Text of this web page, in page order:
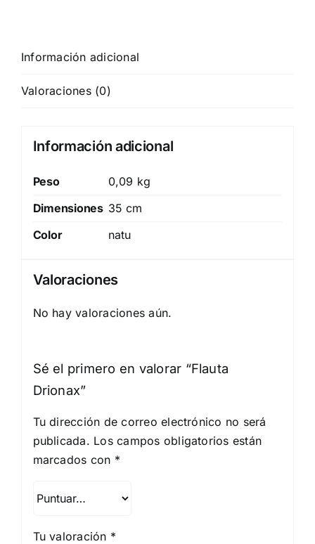
Información adicional
Valoraciones (0)
Información adicional
Peso
0,09 kg
Dimensiones 35 cm
Color
natu
Valoraciones
No hay valoraciones aún.
Sé el primero en valorar “Flauta
Drionax”
Tu dirección de correo electrónico no será
publicada. Los campos obligatorios están
marcados con *
Tu valoración *